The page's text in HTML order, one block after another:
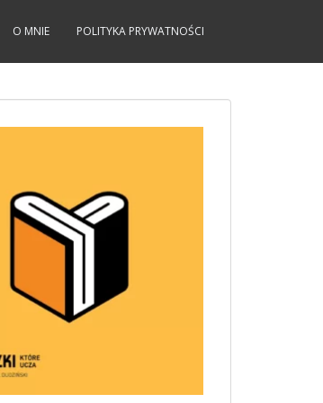
O MNIE POLITYKA PRYWATNOŚCI